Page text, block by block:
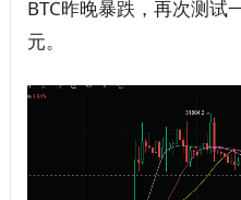
BTC昨晚暴跌，再次测试
元。